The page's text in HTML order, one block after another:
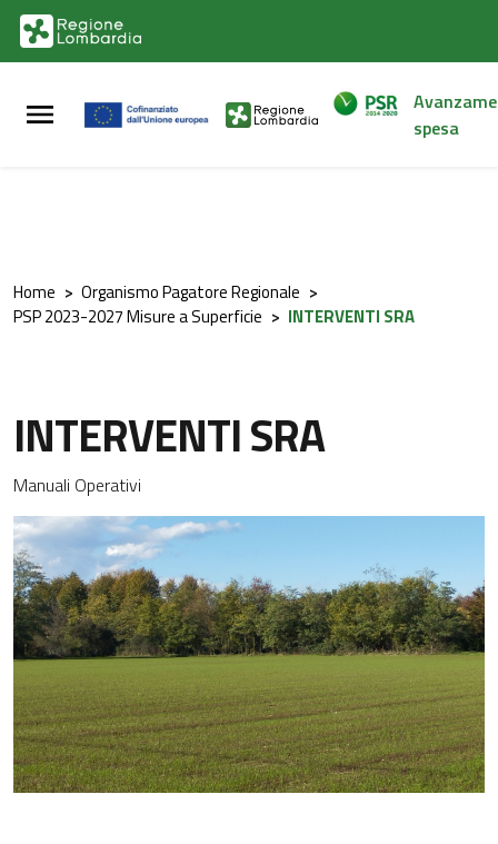
Vai al contenuto principale
Vai al footer
spesa
Home > Organismo Pagatore Regionale >
PSP 2023-2027 Misure a Superficie > INTERVENTI SRA
INTERVENTI SRA
Manuali Operativi